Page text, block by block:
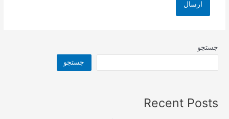
جستجو
جستجو
Recent Posts